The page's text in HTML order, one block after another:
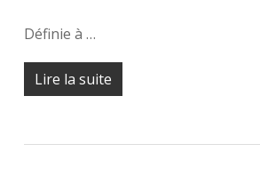
Définie à …
Lire la suite